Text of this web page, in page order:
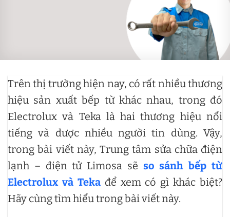
Trên thị trường hiện nay, có rất nhiều thương
hiệu sản xuất bếp từ khác nhau, trong đó
Electrolux và Teka là hai thương hiệu nổi
tiếng và được nhiều người tin dùng. Vậy,
trong bài viết này, Trung tâm sửa chữa điện
lạnh – điện tử Limosa sẽ so sánh bếp từ
Electrolux và Tekađể xem có gì khác biệt?
Hãy cùng tìm hiểu trong bài viết này.